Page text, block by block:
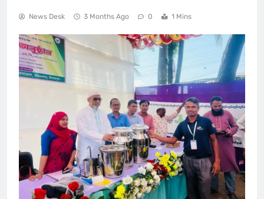
News Desk 3 Months Ago 0 1 Mins